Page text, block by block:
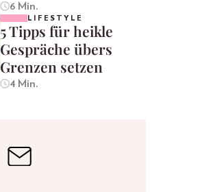
6 Min.
LIFESTYLE
5 Tipps für heikle
Gespräche übers
Grenzen setzen
4 Min.